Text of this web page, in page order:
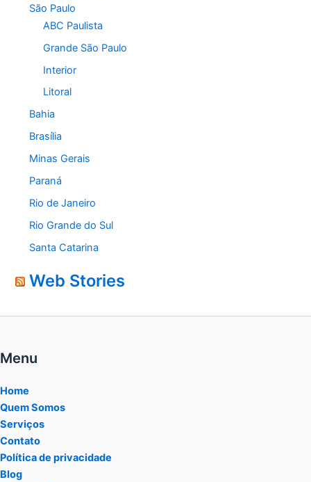
São Paulo
ABC Paulista
Grande São Paulo
Interior
Litoral
Bahia
Brasília
Minas Gerais
Paraná
Rio de Janeiro
Rio Grande do Sul
Santa Catarina
Web Stories
Menu
Home
Quem Somos
Serviços
Contato
Política de privacidade
Blog